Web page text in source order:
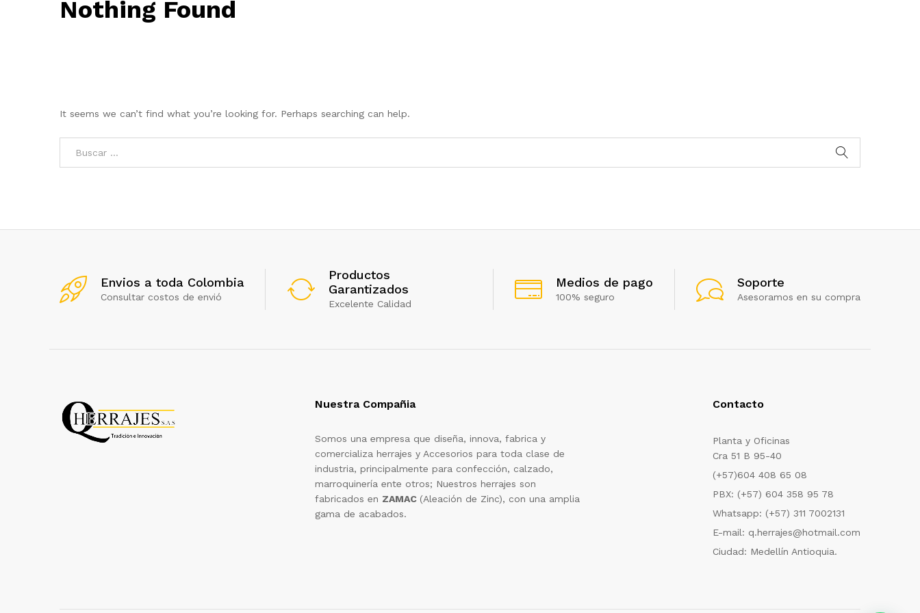
Nothing Found
It seems we can’t find what you’re looking for. Perhaps searching can help.
Envios a toda Colombia
Consultar costos de envió
Productos
Garantizados
Excelente Calidad
Medios de pago
100% seguro
Soporte
Asesoramos en su compra
Nuestra Compañia
Somos una empresa que diseña, innova, fabrica y
comercializa herrajes y Accesorios para toda clase de
industria, principalmente para confección, calzado,
marroquinería ente otros; Nuestros herrajes son
fabricados en ZAMAC (Aleación de Zinc), con una amplia
gama de acabados.
Contacto
Planta y Oficinas
Cra 51 B 95-40
(+57)604 408 65 08
PBX: (+57) 604 358 95 78
Whatsapp: (+57) 311 7002131
E-mail: q.herrajes@hotmail.com
Ciudad: Medellín Antioquia.